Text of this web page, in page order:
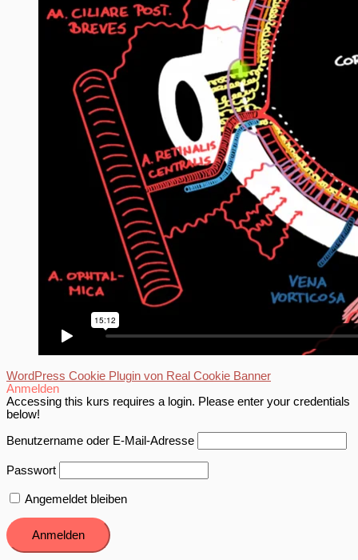
WordPress Cookie Plugin von Real Cookie Banner
Anmelden
Accessing this kurs requires a login. Please enter your credentials
below!
Benutzername oder E-Mail-Adresse
Passwort
Angemeldet bleiben